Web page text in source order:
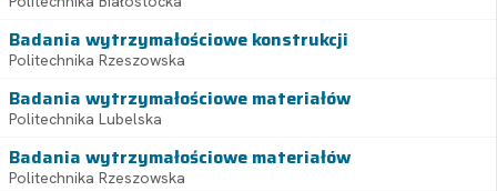
Badania wytrzymałościowe konstrukcji
Politechnika Rzeszowska
Badania wytrzymałościowe materiałów
Politechnika Lubelska
Badania wytrzymałościowe materiałów
Politechnika Rzeszowska